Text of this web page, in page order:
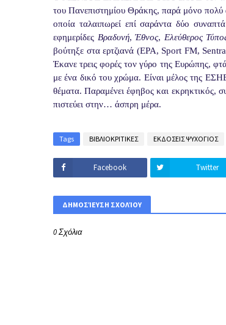
του Πανεπιστημίου Θράκης, παρά μόνο πολύ
οποία ταλαιπωρεί επί σαράντα δύο
εφημερίδες Βραδυνή,Έθνος, Ελεύθερος
βούτηξε στα ερτζιανά (ΕΡΑ, Sport FM, Sentra
Έκανε τρεις φορές τον γύρο της Ευρώπης,
με ένα δικό του χρώμα. Είναι μέλος της
θέματα. Παραμένει έφηβος και εκρηκτικός,
πιστεύει στην… άσπρη μέρα.
Tags ΒΙΒΛΙΟΚΡΙΤΙΚΕΣ ΕΚΔΟΣΕΙΣ ΨΥΧΟΓΙΟΣ
Facebook Twitter
ΔΗΜΟΣΊΕΥΣΗ ΣΧΟΛΊΟΥ
0 Σχόλια